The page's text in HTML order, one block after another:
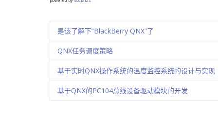
是该了解下“BlackBerry QNX”了
QNX任务调度策略
基于实时QNX操作系统的温度监控系统的设计与实现
基于QNX的PC104总线设备驱动模块的开发